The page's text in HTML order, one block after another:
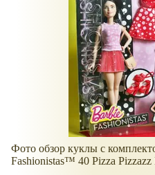
Фото обзор куклы с
Fashionistas™ 40 Pizza